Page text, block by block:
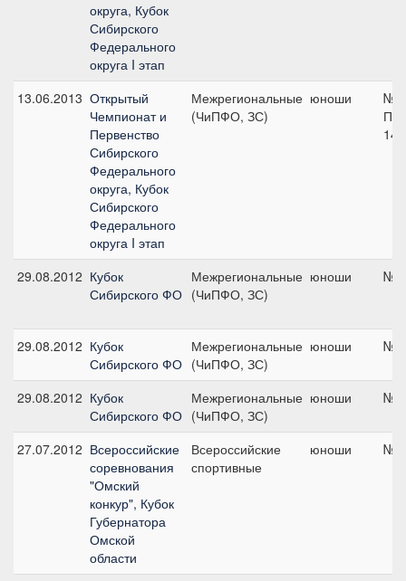
округа, Кубок
Сибирского
Федерального
округа I этап
13.06.2013 Открытый
Чемпионат и
Первенство
Сибирского
Федерального
округа, Кубок
Сибирского
Федерального
округа I этап
Межрегиональные
(ЧиПФО, ЗС)
юноши
29.08.2012 Кубок
Сибирского ФО
Межрегиональные
(ЧиПФО, ЗС)
юноши
29.08.2012 Кубок
Сибирского ФО
Межрегиональные
(ЧиПФО, ЗС)
юноши
29.08.2012 Кубок
Сибирского ФО
Межрегиональные
(ЧиПФО, ЗС)
юноши
27.07.2012 Всероссийские
соревнования
"Омский
конкур", Кубок
Губернатора
Омской
области
Всероссийские
спортивные
юноши